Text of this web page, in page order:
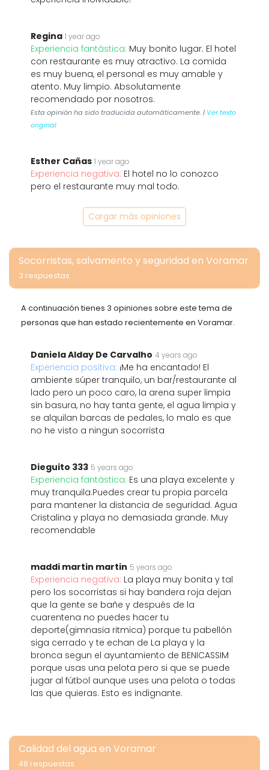
Regina 1 year ago
Experiencia fantástica: Muy bonito lugar. El hotel
con restaurante es muy atractivo. La comida
es muy buena, el personal es muy amable y
atento. Muy limpio. Absolutamente
recomendado por nosotros.
Esta opinión ha sido traducida automáticamente. | Ver texto
original
Esther Cañas 1 year ago
Experiencia negativa: El hotel no lo conozco
pero el restaurante muy mal todo.
Cargar más opiniones
Socorristas, salvamento y seguridad en Voramar
3 respuestas
A continuación tienes 3 opiniones sobre este tema de
personas que han estado recientemente en Voramar.
Daniela Alday De Carvalho 4 years ago
Experiencia positiva: ¡Me ha encantado! El
ambiente súper tranquilo, un bar/restaurante al
lado pero un poco caro, la arena super limpia
sin basura, no hay tanta gente, el agua limpia y
se alquilan barcas de pedales, lo malo es que
no he visto a ningun socorrista
Dieguito 333 5 years ago
Experiencia fantástica: Es una playa excelente y
muy tranquila.Puedes crear tu propia parcela
para mantener la distancia de seguridad. Agua
Cristalina y playa no demasiada grande. Muy
recomendable
maddi martin martin 5 years ago
Experiencia negativa: La playa muy bonita y tal
pero los socorristas si hay bandera roja dejan
que la gente se bañe y después de la
cuarentena no puedes hacer tu
deporte(gimnasia ritmica) porque tu pabellón
siga cerrado y te echan de La playa y la
bronca segun el ayuntamiento de BENICASSIM
porque usas una pelota pero si que se puede
jugar al fútbol aunque uses una pelota o todas
las que quieras. Esto es indignante.
Calidad del agua en Voramar
48 respuestas